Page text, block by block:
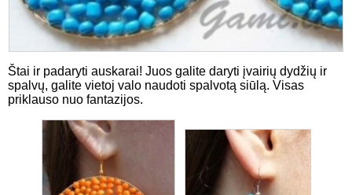
Štai ir padaryti auskarai! Juos galite daryti įvairių dydžių ir
spalvų, galite vietoj valo naudoti spalvotą siūlą. Visas
priklauso nuo fantazijos.